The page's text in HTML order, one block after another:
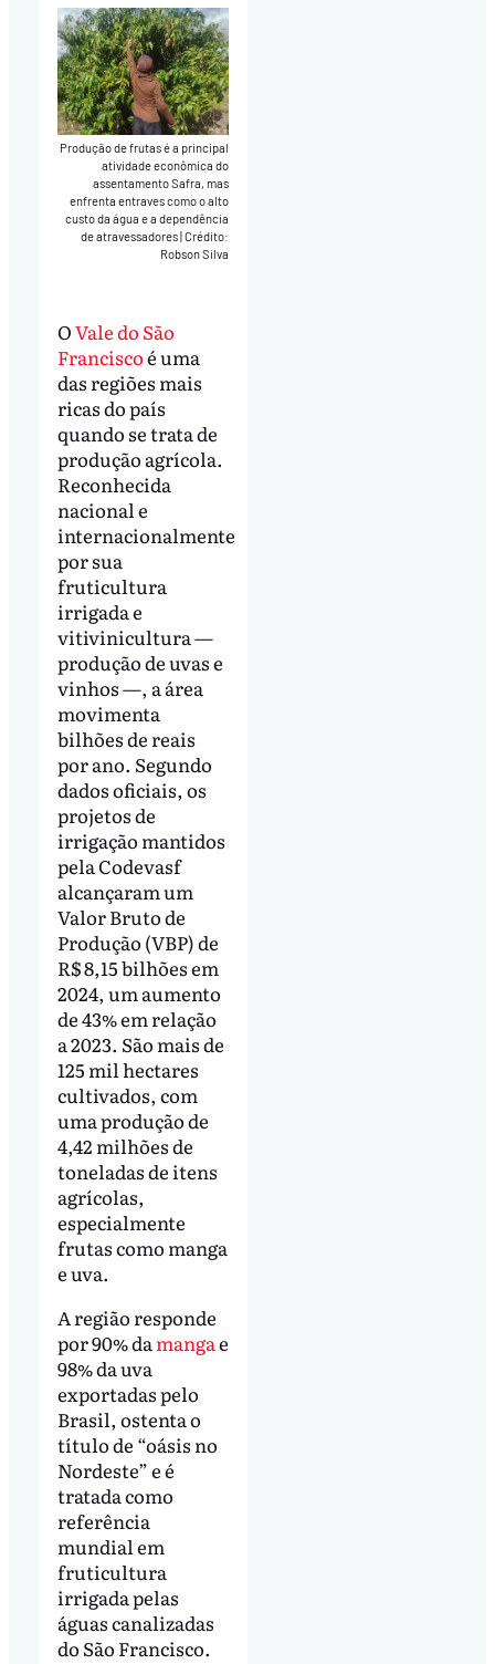
Produção de frutas é a principal
atividade econômica do
assentamento Safra, mas
enfrenta entraves como o alto
custo da água e a dependência
de atravessadores|Crédito:
Robson Silva
OVale do São
Franciscoé uma
das regiões mais
ricas do país
quando se trata de
produção agrícola.
Reconhecida
nacional e
internacionalmente
por sua
fruticultura
irrigada e
vitivinicultura —
produção de uvas e
vinhos —, a área
movimenta
bilhões de reais
por ano. Segundo
dados oficiais, os
projetos de
irrigação mantidos
pela Codevasf
alcançaram um
Valor Bruto de
Produção (VBP) de
R$ 8,15 bilhões em
2024, um aumento
de 43% em relação
a 2023. São mais de
125 mil hectares
cultivados, com
uma produção de
4,42 milhões de
toneladas de itens
agrícolas,
especialmente
frutas como manga
e uva.
A região responde
por 90% damangae
98% da uva
exportadas pelo
Brasil, ostenta o
título de “oásis no
Nordeste” e é
tratada como
referência
mundial em
fruticultura
irrigada pelas
águas canalizadas
do São Francisco.